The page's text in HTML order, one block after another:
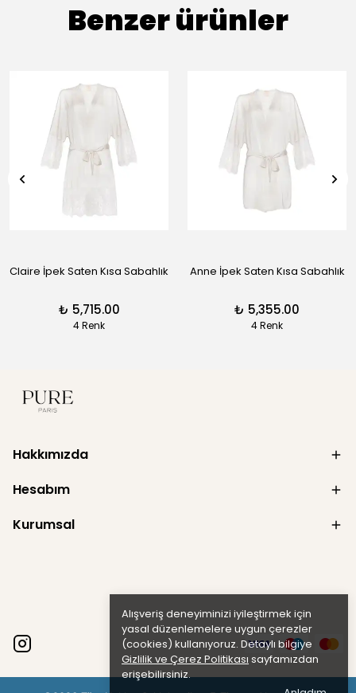
Alışveriş deneyiminizi iyileştirmek için
yasal düzenlemelere uygun çerezler
(cookies) kullanıyoruz. Detaylı bilgiye
Gizlilik ve Çerez Politikası sayfamızdan
erişebilirsiniz.
Benzer ürünler
Claire İpek Saten Kısa Sabahlık
₺ 5,715.00
4 Renk
Anne İpek Saten Kısa Sabahlık
₺ 5,355.00
4 Renk
Hakkımızda
Hesabım
Kurumsal